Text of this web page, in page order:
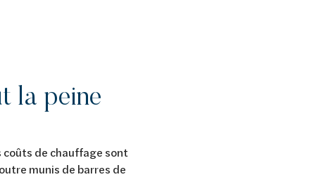
la peine
de chauffage sont
munis de barres de